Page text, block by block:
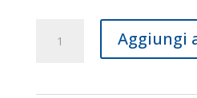
Consulenza
Multa
Aggiungi